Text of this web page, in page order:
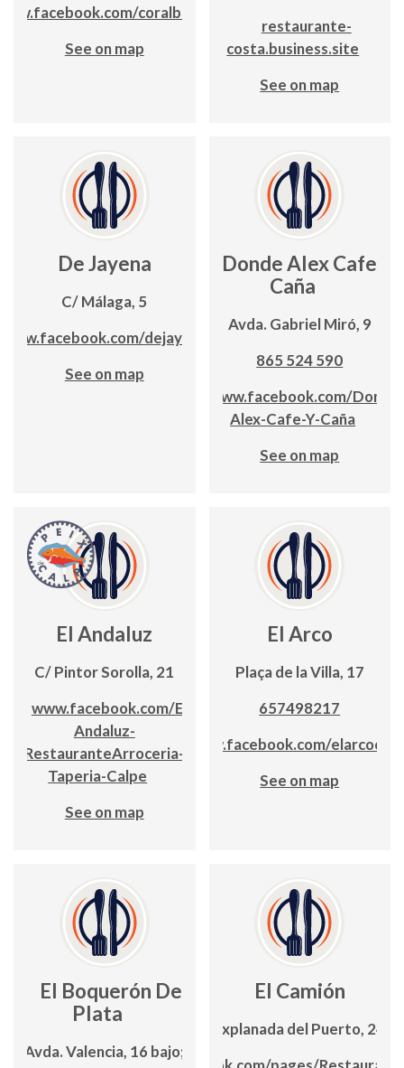
coralbeach
See on map
restaurante-
costa.business.site
See on map
De Jayena
C/ Málaga, 5
www.facebook.com/dejayena
See on map
Donde Alex Cafe y
Caña
Avda. Gabriel Miró, 9
865 524 590
www.facebook.com/Donde-
Alex-Cafe-Y-Caña
See on map
El Andaluz
C/ Pintor Sorolla, 21
www.facebook.com/El-
Andaluz-
RestauranteArroceria-
Taperia-Calpe
See on map
El Arco
Plaça de la Villa, 17
657498217
www.facebook.com/
See on map
El Boquerón De
Plata
Avda. Valencia, 16 bajo;
El Camión
Explanada del Puerto, 24